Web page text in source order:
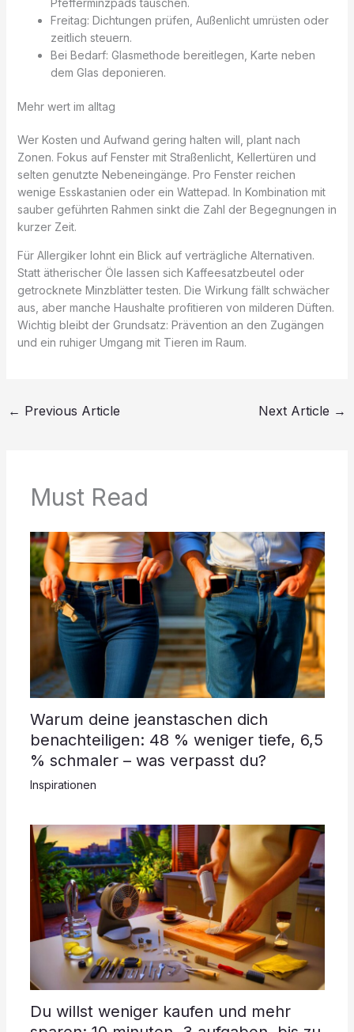
Pfefferminzpads tauschen.
Freitag: Dichtungen prüfen, Außenlicht umrüsten oder
zeitlich steuern.
Bei Bedarf: Glasmethode bereitlegen, Karte neben
dem Glas deponieren.
Mehr wert im alltag
Wer Kosten und Aufwand gering halten will, plant nach
Zonen. Fokus auf Fenster mit Straßenlicht, Kellertüren und
selten genutzte Nebeneingänge. Pro Fenster reichen
wenige Esskastanien oder ein Wattepad. In Kombination mit
sauber geführten Rahmen sinkt die Zahl der Begegnungen in
kurzer Zeit.
Für Allergiker lohnt ein Blick auf verträgliche Alternativen.
Statt ätherischer Öle lassen sich Kaffeesatzbeutel oder
getrocknete Minzblätter testen. Die Wirkung fällt schwächer
aus, aber manche Haushalte profitieren von milderen Düften.
Wichtig bleibt der Grundsatz: Prävention an den Zugängen
und ein ruhiger Umgang mit Tieren im Raum.
← Previous Article Next Article →
Must Read
Warum deine jeanstaschen dich
benachteiligen: 48 % weniger tiefe, 6,5
% schmaler – was verpasst du?
Inspirationen
Du willst weniger kaufen und mehr